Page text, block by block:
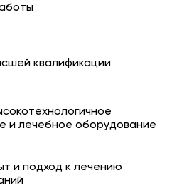
квалификации
и лечебное оборудование
и подход к лечению